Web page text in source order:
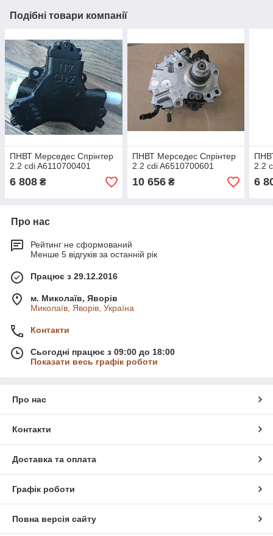
Подібні товари компанії
ПНВТ Мерседес Спрінтер
2.2 cdi A6110700401
6 808 ₴
ПНВТ Мерседес Спрінтер
2.2 cdi A6510700601
10 656₴
2.2
6
Про нас
Рейтинг не сформований
Менше 5 відгуків за останній рік
Працює з 29.12.2016
м. Миколаїв, Яворів
Миколаїв, Яворів, Україна
Контакти
Сьогодні працює з 09:00 до 18:00
Показати весь графік роботи
Про нас
Контакти
Доставка та оплата
Графік роботи
Повна версія сайту